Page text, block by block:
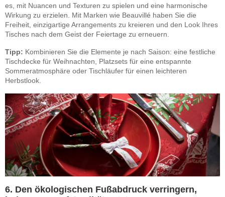
es, mit Nuancen und Texturen zu spielen und eine harmonische
Wirkung zu erzielen. Mit Marken wie Beauvillé haben Sie die
Freiheit, einzigartige Arrangements zu kreieren und den Look Ihres
Tisches nach dem Geist der Feiertage zu erneuern.
Tipp: Kombinieren Sie die Elemente je nach Saison: eine festliche
Tischdecke für Weihnachten, Platzsets für eine entspannte
Sommeratmosphäre oder Tischläufer für einen leichteren
Herbstlook.
6. Den ökologischen Fußabdruck verringern,